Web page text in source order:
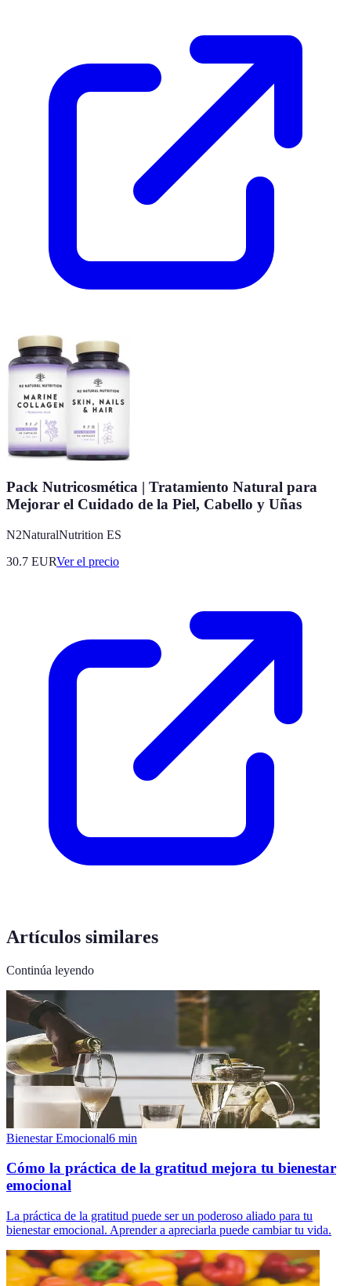
Pack Nutricosmética | Tratamiento Natural para
Mejorar el Cuidado de la Piel, Cabello y Uñas
N2NaturalNutrition ES
30.7 EURVer el precio
Artículos similares
Continúa leyendo
Bienestar Emocional6 min
Cómo la práctica de la gratitud mejora tu bienestar
emocional
La práctica de la gratitud puede ser un poderoso aliado para tu
bienestar emocional. Aprender a apreciarla puede cambiar tu vida.